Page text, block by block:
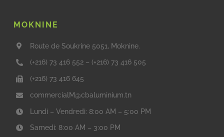
MOKNINE
Route de Soukrine 5051, Moknine.
(+216) 73 416 552 – (+216) 73 416 505
(+216) 73 416 645
commercialM@cbaluminium.tn
Lundi – Vendredi: 8:00 AM – 5:00 PM
Samedi: 8:00 AM – 3:00 PM